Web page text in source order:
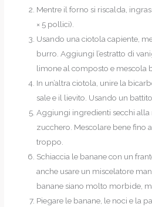
Mentre il forno si riscalda,
× 5 pollici).
Usando una ciotola capiente,
burro. Aggiungi l’estratto di
limone al composto e mescola
In un’altra ciotola, unire la
sale e il lievito. Usando un
Aggiungi ingredienti secchi
zucchero. Mescolare bene fino
troppo.
Schiaccia le banane con un
anche usare un miscelatore
banane siano molto morbide,
Piegare le banane, le noci e la